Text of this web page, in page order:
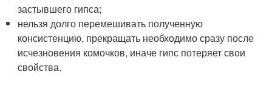
застывшего гипса;
нельзя долго перемешивать полученную
консистенцию, прекращать необходимо сразу после
исчезновения комочков, иначе гипс потеряет свои
свойства.